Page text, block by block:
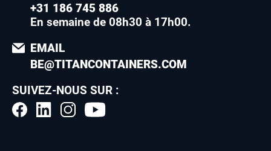
+31 186 745 886
En semaine de 08h30 à 17h00.
EMAIL
BE@TITANCONTAINERS.COM
SUIVEZ-NOUS SUR :